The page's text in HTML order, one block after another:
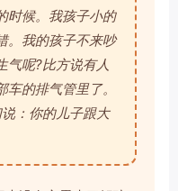
时候。我孩子小的
。我的孩子不来吵
气呢?比方说有人
的排气管里了。
：你的儿子跟大